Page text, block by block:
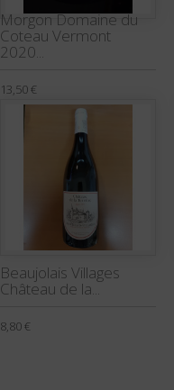
Morgon Domaine du
Coteau Vermont
2020...
13,50 €
Beaujolais Villages
Château de la...
8,80 €